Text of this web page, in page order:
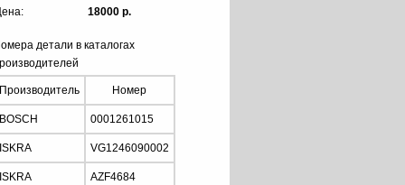
18000 р.
детали в каталогах
Производитель Номер
BOSCH 0001261015
ISKRA VG1246090002
ISKRA AZF4684